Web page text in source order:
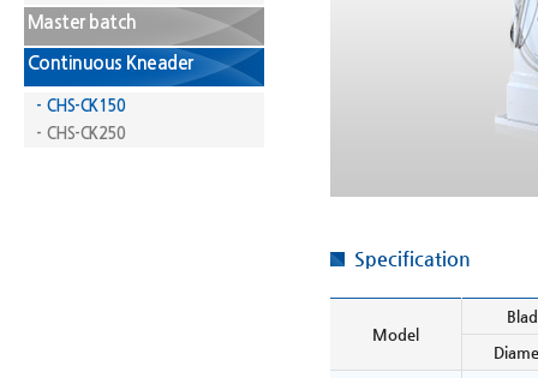
Master batch
Continuous Kneader
- CHS-CK150
- CHS-CK250
Specification
Model